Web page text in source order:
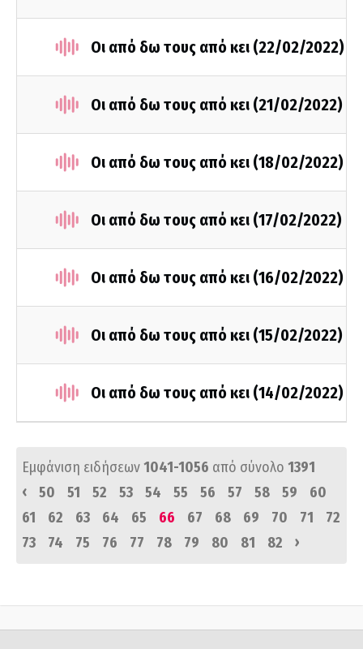
Οι από δω τους από κει (22/02/2022)
Οι από δω τους από κει (21/02/2022)
Οι από δω τους από κει (18/02/2022)
Οι από δω τους από κει (17/02/2022)
Οι από δω τους από κει (16/02/2022)
Οι από δω τους από κει (15/02/2022)
Οι από δω τους από κει (14/02/2022)
Εμφάνιση ειδήσεων1041-1056 από σύνολο 1391
‹
50 51 52 53 54 55 56 57 58 59
60
61
62 63 64 65 66 67 68 69 70 71
72
73
74 75 76 77 78 79 80 81 82 ›